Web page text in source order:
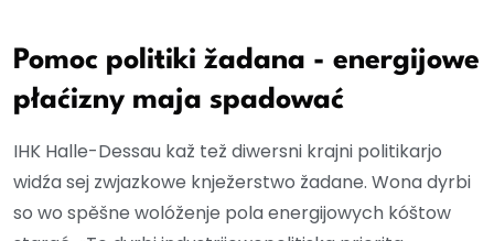
Pomoc politiki žadana - energijowe
płaćizny maja spadować
IHK Halle-Dessau kaž tež diwersni krajni politikarjo
widźa sej zwjazkowe knježerstwo žadane. Wona dyrbi
so wo spěšne wolóženje pola energijowych kóštow